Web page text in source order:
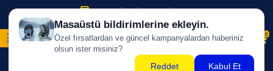
500 TL ÜZERİ KARGO BİZDEN !
0